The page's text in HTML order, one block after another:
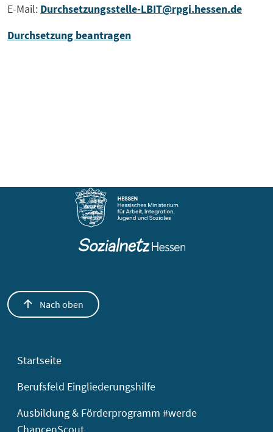
E-Mail: Durchsetzungsstelle-LBIT@rpgi.hessen.de
Durchsetzung beantragen
Startseite
Berufsfeld Eingliederungshilfe
Ausbildung & Förderprogramm #werde
ChancenScout
Nach oben